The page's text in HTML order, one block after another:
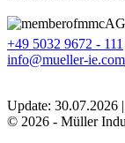
+49 5032 9672 - 111
info@mueller-ie.com
Update: 30.07.2026 |
© 2026 - Müller